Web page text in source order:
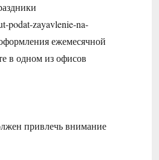
podat-zayavlenie-na-
ежемесячной
в одном из офисов
привлечь внимание